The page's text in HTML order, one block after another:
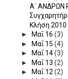
Α΄ ΑΝΔΡΩΝ
Κλήση 2010
►
Μαΐ 16 (3)
►
Μαΐ 15 (4)
►
Μαΐ 14(3)
►
Μαΐ 13 (2)
►
Μαΐ 12(2)